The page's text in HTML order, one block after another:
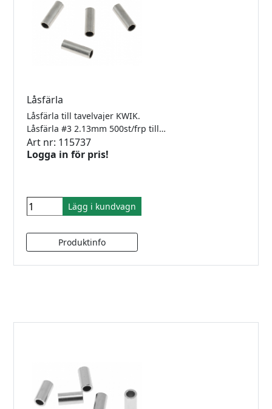
Låsfärla
Låsfärla till tavelvajer KWIK.
Låsfärla #3 2.13mm 500st/frp till vajer #3
Art nr: 115737
Logga in för pris!
Lägg i kundvagn